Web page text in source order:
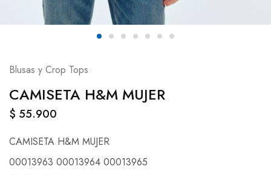
Blusas y Crop Tops
CAMISETA H&M MUJER
$ 55.900
CAMISETA H&M MUJER
00013963 00013964 00013965